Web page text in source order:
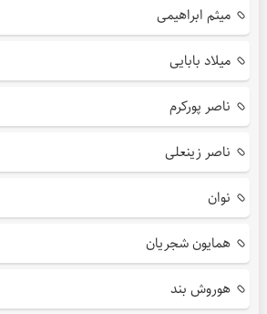
میثم ابراهیمی
میلاد بابایی
ناصر پورکرم
ناصر زینعلی
نوان
همایون شجریان
هوروش بند